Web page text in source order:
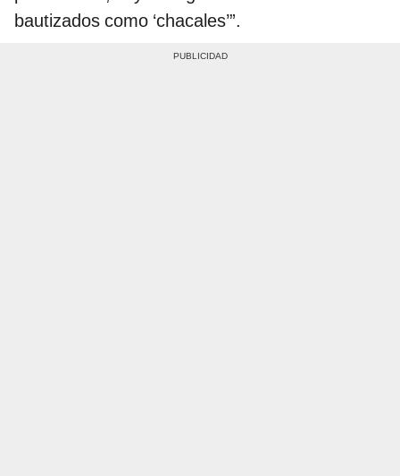
bautizados como ‘chacales’”.